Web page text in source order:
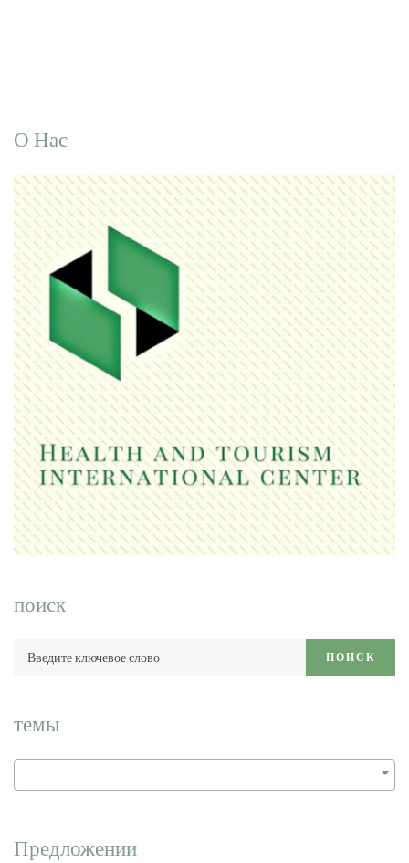
О Нас
поиск
Введите
ключевое
ПОИСК
темы
Предложении